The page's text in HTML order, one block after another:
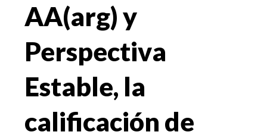
AA(arg) y
Perspectiva
Estable, la
calificación de